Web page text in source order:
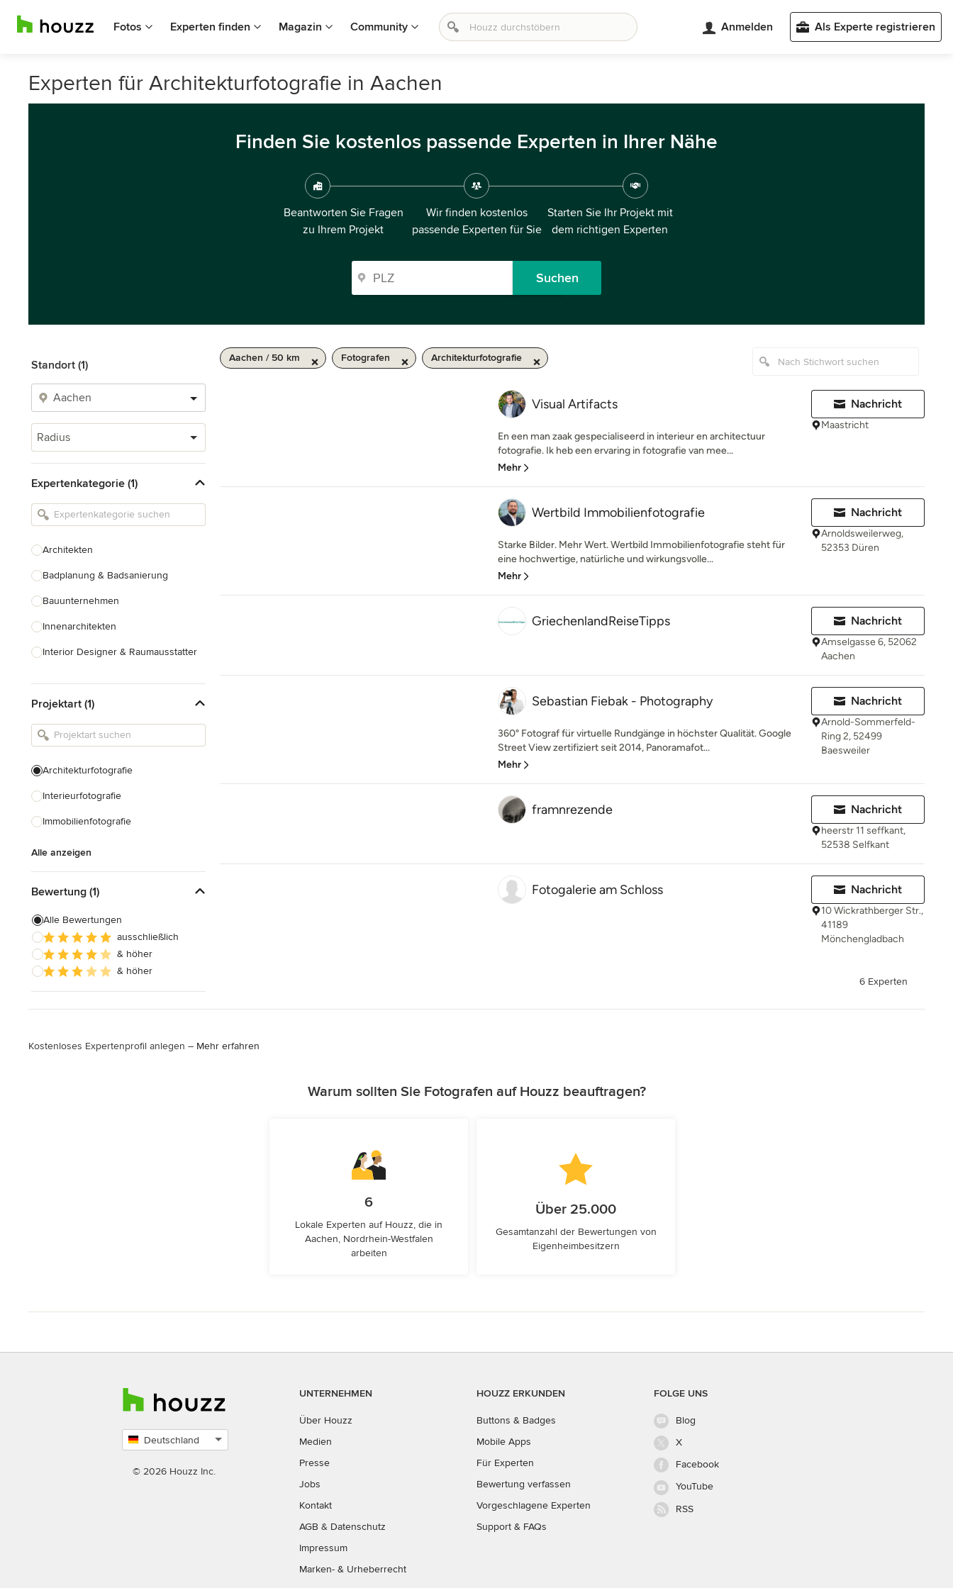
Fotos Experten finden Magazin Community Anmelden Als Experte registrieren
Experten für Architekturfotografie in Aachen
Finden Sie kostenlos passende Experten in Ihrer Nähe
Beantworten Sie Fragen
zu Ihrem Projekt
Wir finden kostenlos
passende Experten für Sie
Starten Sie Ihr Projekt mit
dem richtigen Experten
Suchen
Standort (1)
Radius
Expertenkategorie (1)
Architekten
Badplanung & Badsanierung
Bauunternehmen
Innenarchitekten
Interior Designer & Raumausstatter
Landschaftsarchitekten
Armaturen & Sanitärbedarf
Einbauschränke
Projektart (1)
Architekturfotografie
Interieurfotografie
Immobilienfotografie
Alle anzeigen
Bewertung (1)
Alle Bewertungen
ausschließlich
& höher
& höher
Aachen / 50 km Fotografen Architekturfotografie
Visual Artifacts
En een man zaak gespecialiseerd in interieur en architectuur
fotografie. Ik heb een ervaring in fotografie van mee...
Mehr
Nachricht
Maastricht
Wertbild Immobilienfotografie
Starke Bilder. Mehr Wert. Wertbild Immobilienfotografie steht für
eine hochwertige, natürliche und wirkungsvolle...
Mehr
Nachricht
Arnoldsweilerweg,
52353 Düren
GriechenlandReiseTipps Nachricht
Amselgasse 6, 52062
Aachen
Sebastian Fiebak - Photography
360° Fotograf für virtuelle Rundgänge in höchster Qualität. Google
Street View zertifiziert seit 2014, Panoramafot...
Mehr
Nachricht
Arnold-Sommerfeld-
Ring 2, 52499
Baesweiler
framnrezende Nachricht
heerstr 11 seffkant,
52538 Selfkant
Fotogalerie am Schloss Nachricht
10 Wickrathberger Str.,
41189
Mönchengladbach
6 Experten
Kostenloses Expertenprofil anlegen – Mehr erfahren
Warum sollten Sie Fotografen auf Houzz beauftragen?
6
Lokale Experten auf Houzz, die in
Aachen, Nordrhein-Westfalen
arbeiten
Über 25.000
Gesamtanzahl der Bewertungen von
Eigenheimbesitzern
Deutschland
auswählen
© 2026 Houzz Inc.
UNTERNEHMEN
Über Houzz
Medien
Presse
Jobs
Kontakt
AGB & Datenschutz
Impressum
Marken- & Urheberrecht
HOUZZ ERKUNDEN
Buttons & Badges
Mobile Apps
Für Experten
Bewertung verfassen
Vorgeschlagene Experten
Support & FAQs
FOLGE UNS
Blog
X
Facebook
YouTube
RSS